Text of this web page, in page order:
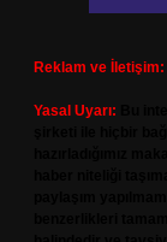
Reklam ve İletişim:
Yasal Uyarı: